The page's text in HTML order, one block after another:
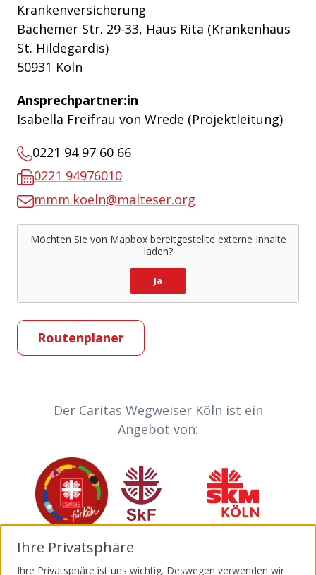
Krankenversicherung
Bachemer Str. 29-33, Haus Rita (Krankenhaus
St. Hildegardis)
50931 Köln
Ansprechpartner:in
Isabella Freifrau von Wrede (Projektleitung)
0221 94 97 60 66
0221 94976010
mmm.koeln@malteser.org
Möchten Sie von Mapboxbereitgestellte externe Inhalte
laden?
Ja
Routenplaner
Partner-LinksDer Caritas Wegweiser Köln ist ein
Angebot von:
Caritas
Sozialdienst katholischer
Sozialdienst
Invia
Malteser
Ihre Privatsphäre
Ihre Privatsphäre ist uns wichtig. Deswegen verwenden wir